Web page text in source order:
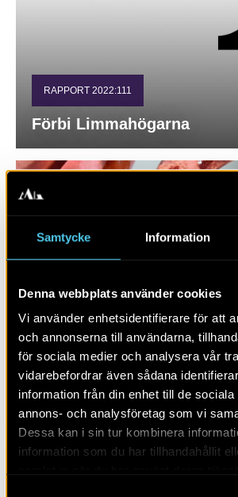
Samtycke Information
Denna webbplats använder cookies
Vi använder enhetsidentifierare för att
och annonserna till användarna,
för sociala medier och analysera vår
vidarebefordrar även sådana
information från din enhet till de sociala
annons- och analysföretag som vi
Dessa kan i sin tur kombinera
information som du har tillhandahållit
RAPPORT 2022:111
Förbi Limmahögarna
Flera äldre
by